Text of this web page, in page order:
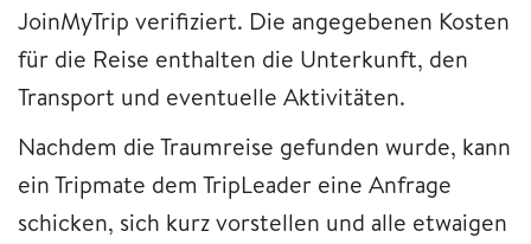
JoinMyTrip verifiziert. Die angegebenen Kosten
für die Reise enthalten die Unterkunft, den
Transport und eventuelle Aktivitäten.
Nachdem die Traumreise gefunden wurde, kann
ein Tripmate dem TripLeader eine Anfrage
schicken, sich kurz vorstellen und alle etwaigen